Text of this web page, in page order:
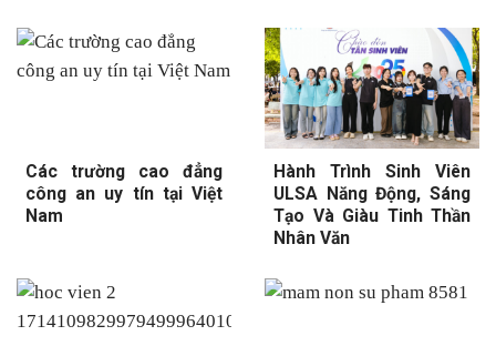
Các trường cao đẳng
công an uy tín tại Việt
Nam
Hành Trình Sinh Viên
ULSA Năng Động, Sáng
Tạo Và Giàu Tinh Thần
Nhân Văn